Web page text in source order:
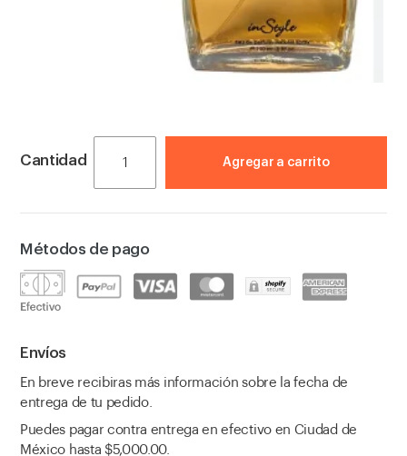
Cantidad Agregar a carrito
Métodos de pago
Envíos
En breve recibiras más información sobre la fecha de
entrega de tu pedido.
Puedes pagar contra entrega en efectivo en Ciudad de
México hasta $5,000.00.